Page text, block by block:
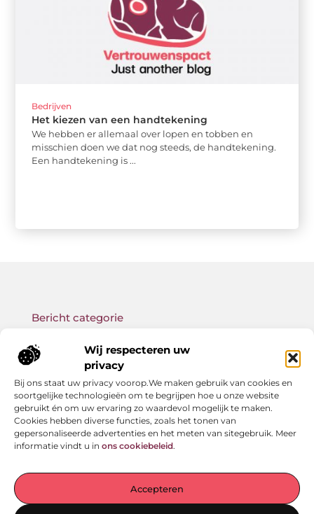
Wij respecteren uw
privacy
Bij ons staat uw privacy voorop.We maken gebruik van cookies en
soortgelijke technologieën om te begrijpen hoe u onze website
gebruikt én om uw ervaring zo waardevol mogelijk te maken.
Cookies hebben diverse functies, zoals het tonen van
gepersonaliseerde advertenties en het meten van sitegebruik. Meer
informatie vindt u in ons cookiebeleid.
Accepteren
Bedrijven
Het kiezen van een handtekening
We hebben er allemaal over lopen en tobben en
misschien doen we dat nog steeds, de handtekening.
Een handtekening is ...
— Laat je meenemen door inspirerende ervaringen,
Onze informatie
Bericht categorie